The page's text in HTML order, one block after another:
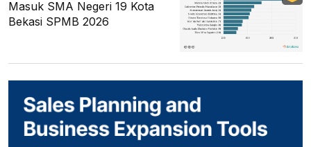
Masuk SMA Negeri 19 Kota
Bekasi SPMB 2026